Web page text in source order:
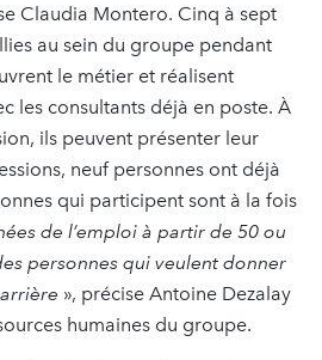
Claudia Montero. Cinq à sept
au sein du groupe pendant
le métier et réalisent
les consultants déjà en poste. À
ils peuvent présenter leur
neuf personnes ont déjà
qui participent sont à la fois
de l’emploi à partir de 50 ou
personnes qui veulent donner
», précise Antoine Dezalay
humaines du groupe.